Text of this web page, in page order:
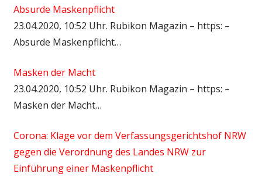
Absurde Maskenpflicht
23.04.2020, 10:52 Uhr. Rubikon Magazin – https: –
Absurde Maskenpflicht…
Masken der Macht
23.04.2020, 10:52 Uhr. Rubikon Magazin – https: –
Masken der Macht…
Corona: Klage vor dem Verfassungsgerichtshof NRW
gegen die Verordnung des Landes NRW zur
Einführung einer Maskenpflicht